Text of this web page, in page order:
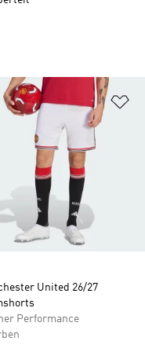
hinzufügen
United 26/27
Performance